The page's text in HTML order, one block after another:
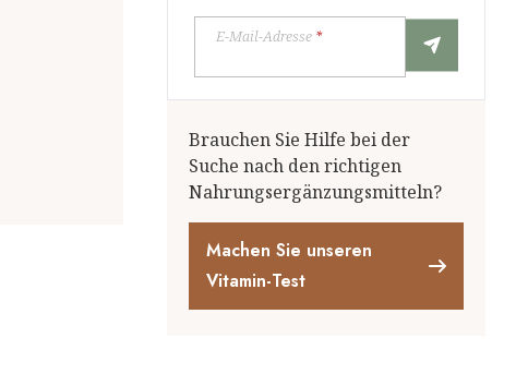
E-Mail-Adresse*
Brauchen Sie Hilfe bei der
Suche nach den richtigen
Nahrungsergänzungsmitteln?
Machen Sie unseren
Vitamin-Test